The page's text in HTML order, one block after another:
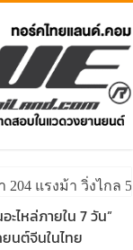
204 แรงม้า วิ่งไกล
ไหล่ภายใน 7 วัน”
นต์จีนในไทย